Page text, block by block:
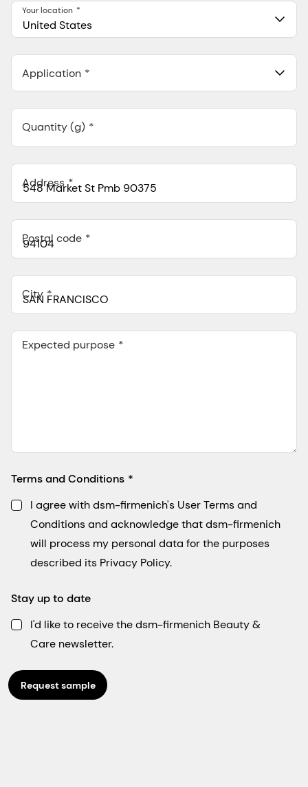
United States
Your location
Application
Quantity (g)
Address
Postal code
City
Expected purpose
Terms and Conditions
I agree with dsm-firmenich's User Terms and
Conditions and acknowledge that dsm-firmenich
will process my personal data for the purposes
described its Privacy Policy.
Stay up to date
I'd like to receive the dsm-firmenich Beauty &
Care newsletter.
Request sample